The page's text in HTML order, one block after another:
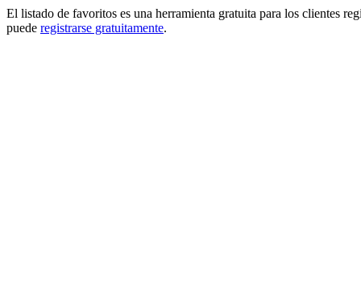
El listado de favoritos es una herramienta gratuita para los clientes
puede registrarse gratuitamente.